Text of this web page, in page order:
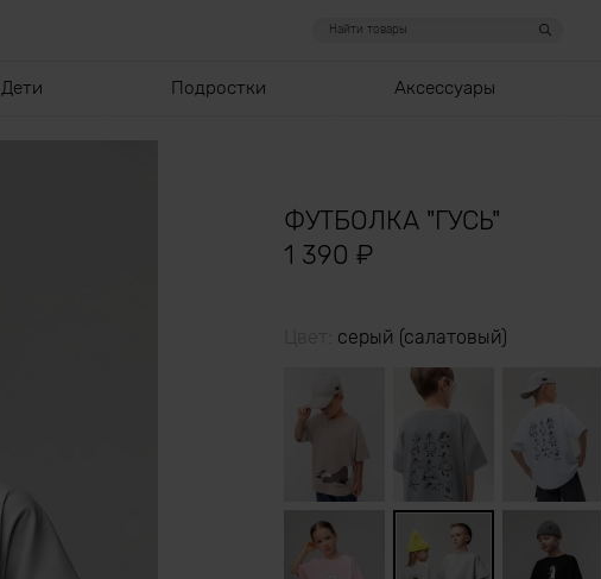
Дети Подростки Аксессуары
ФУТБОЛКА "ГУСЬ"
1 390 ₽
серый (салатовый)